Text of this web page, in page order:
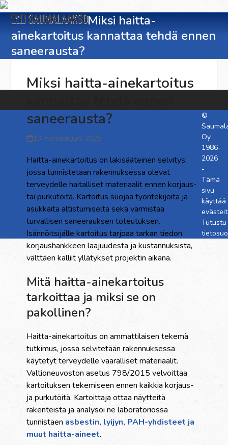
Skip
to
content
Open
mobile
menu
Close
mobile
menu
Miksi haitta-
ainekartoitus kannattaa tehdä ennen
saneerausta?
Miksi haitta-ainekartoitus
saneerausta?
13 marraskuun, 2025
Haitta-ainekartoitus on lakisääteinen selvitys,
jossa tunnistetaan rakennuksessa olevat
terveydelle haitalliset materiaalit ennen korjaus-
tai purkutöitä. Kartoitus suojaa työntekijöitä ja
asukkaita altistumiselta sekä varmistaa
turvallisen saneerauksen toteutuksen.
Isännöitsijälle kartoitus tarjoaa tarkan tiedon
korjaushankkeen laajuudesta ja kustannuksista,
välttäen kalliit yllätykset projektin aikana.
Mitä haitta-ainekartoitus
tarkoittaa ja miksi se on
pakollinen?
Haitta-ainekartoitus on ammattilaisen tekemä
tutkimus, jossa selvitetään rakennuksessa
käytetyt terveydelle vaaralliset materiaalit.
Valtioneuvoston asetus 798/2015 velvoittaa
kartoituksen tekemiseen ennen kaikkia korjaus-
ja purkutöitä. Kartoittaja ottaa näytteitä
rakenteista ja analysoi ne laboratoriossa
tunnistaen asbestin, lyijyn, PAH-yhdisteet ja
muut haitta-aineet.
©
Oy
1986-
2026
-
Tämä
sivu
käyttää
Tutustu